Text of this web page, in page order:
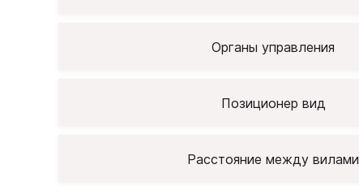
Органы управления
Позиционер вид
Расстояние между вилами